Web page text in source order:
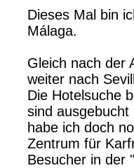
Dieses Mal bin
Málaga.
Gleich nach der
weiter nach
Die Hotelsuche
sind
habe ich doch
Zentrum für
Besucher in der